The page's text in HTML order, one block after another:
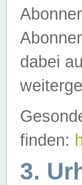
dabei
finden:
3.